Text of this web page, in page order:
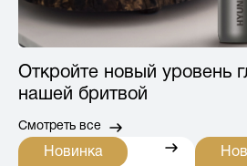
Откройте новый уровень
нашей бритвой
Смотреть все
Новинка